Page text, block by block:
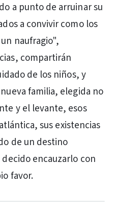
a punto de arruinar su
a convivir como los
naufragio",
compartirán
de los niños, y
familia, elegida no
y el levante, esos
sus existencias
de un destino
encauzarlo con
favor.